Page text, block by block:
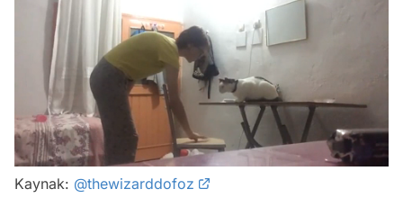
/
Kaynak: @thewizarddofoz